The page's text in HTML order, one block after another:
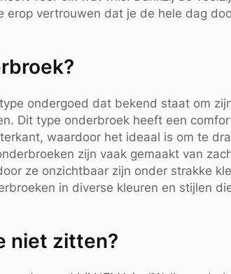
erop vertrouwen dat je de hele dag
ondergoed dat bekend staat om
Dit type onderbroek heeft een
waardoor het ideaal is om te
zijn vaak gemaakt van
ze onzichtbaar zijn onder strakke
in diverse kleuren en stijlen
niet zitten?